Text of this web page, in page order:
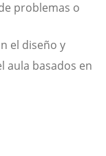
problemas o
el diseño y
aula basados en